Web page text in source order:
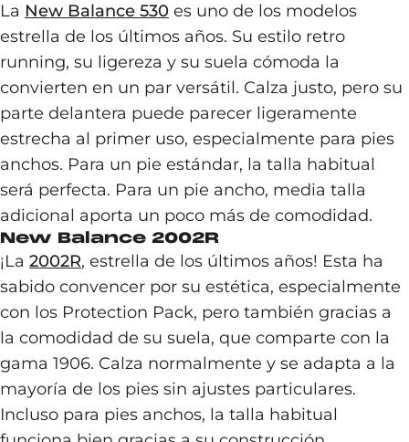
La New Balance 530 es uno de los modelos
estrella de los últimos años. Su estilo retro
running, su ligereza y su suela cómoda la
convierten en un par versátil. Calza justo, pero su
parte delantera puede parecer ligeramente
estrecha al primer uso, especialmente para pies
anchos. Para un pie estándar, la talla habitual
será perfecta. Para un pie ancho, media talla
adicional aporta un poco más de comodidad.
New Balance 2002R
¡La 2002R, estrella de los últimos años! Esta ha
sabido convencer por su estética, especialmente
con los Protection Pack, pero también gracias a
la comodidad de su suela, que comparte con la
gama 1906. Calza normalmente y se adapta a la
mayoría de los pies sin ajustes particulares.
Incluso para pies anchos, la talla habitual